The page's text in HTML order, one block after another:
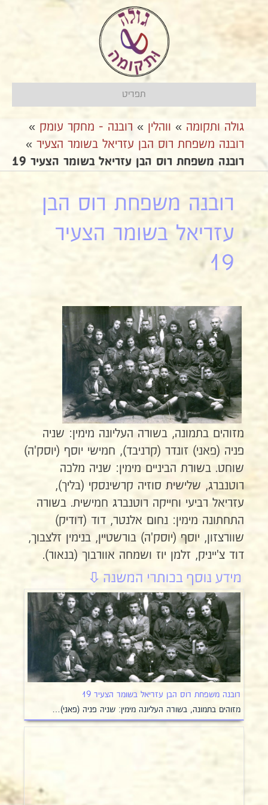
תפריט
גולה ותקומה » ווהלין » רובנה - מחקר עומק »
רובנה משפחת רוס הבן עזריאל בשומר הצעיר »
רובנה משפחת רוס הבן עזריאל בשומר הצעיר 19
רובנה משפחת רוס הבן
עזריאל בשומר הצעיר
19
מזוהים בתמונה, בשורה העליונה מימין: שניה
פניה (פאני) זונדר (קרניבד), חמישי יוסף (יוסק'ה)
שוחט. בשורת הביניים מימין: שניה מלכה
רוטנברג, שלישית סוזיה קרשינסקי (בליך),
עזריאל רביעי וחייקה רוטנברג חמישית. בשורה
התחתונה מימין: נחום אלנטר, דוד (דודיק)
שוורצזון, יוסף (יוסק'ה) בורשטיין, בנימין זלצבוך,
דוד צ'ייניק, זלמן יוז ושמחה אוורבוך (בנאור).
רובנה משפחת רוס הבן עזריאל בשומר הצעיר 19
מזוהים בתמונה, בשורה העליונה מימין: שניה פניה (פאני)…